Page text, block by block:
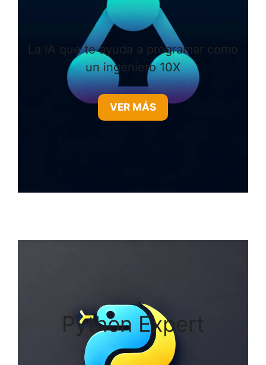
La IA que te ayuda a programar como
un ingeniero 10X
VER MÁS
Python Expert